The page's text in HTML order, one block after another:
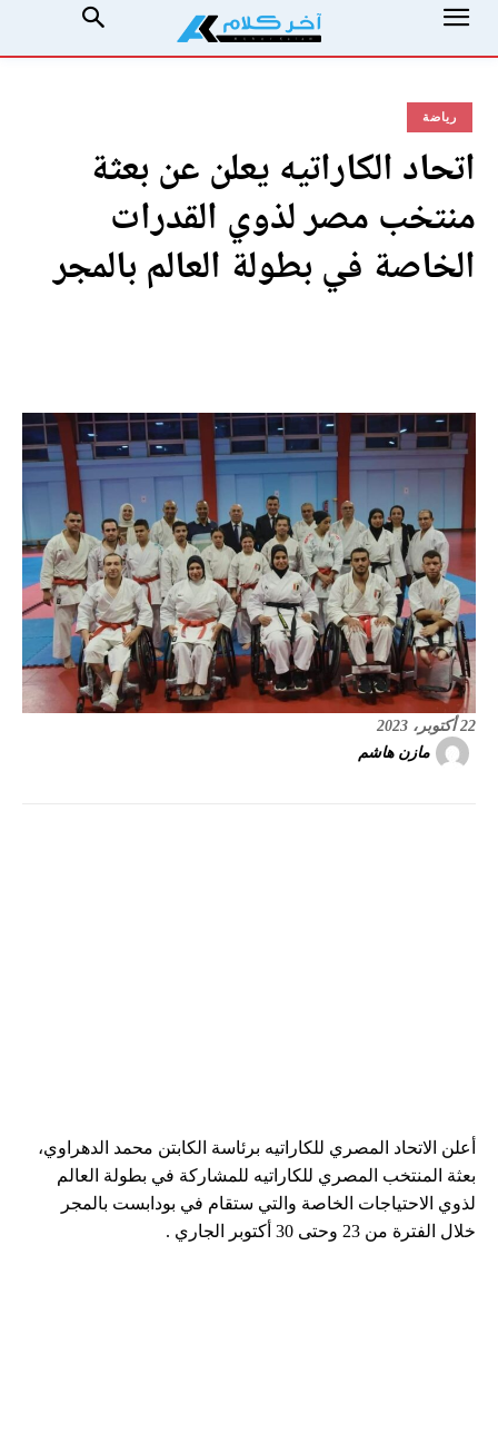
رياضة
اتحاد الكاراتيه يعلن عن بعثة
منتخب مصر لذوي القدرات
الخاصة في بطولة العالم بالمجر
22 أكتوبر، 2023
مازن هاشم
أعلن الاتحاد المصري للكاراتيه برئاسة الكابتن محمد الدهراوي،
بعثة المنتخب المصري للكاراتيه للمشاركة في بطولة العالم
لذوي الاحتياجات الخاصة والتي ستقام في بودابست بالمجر
خلال الفترة من 23 وحتى 30 أكتوبر الجاري .